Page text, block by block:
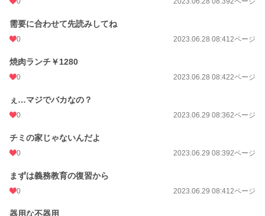
需要に合わせて先読みしてね
0 2023.06.28 08:412ページ
焼肉ランチ￥1280
0 2023.06.28 08:422ページ
ぇ…マジでバカなの？
0 2023.06.29 08:362ページ
チミの家じゃないんだよ
0 2023.06.29 08:392ページ
まずは義務教育の復習から
0 2023.06.29 08:412ページ
器用な不器用